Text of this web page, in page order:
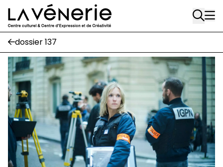
Aller au contenu principal
Rue Gratès, 3
1170 Watermael-Boitsfort
02 663 85 50
Écuries
Place Gilson, 3
1170 Watermael-Boitsfort
02 663 85 50
suivez-nous
Journal Vénerie- version papier
Newsletter
dossier 137